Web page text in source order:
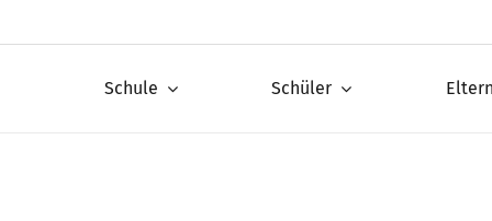
Schule Schüler Eltern